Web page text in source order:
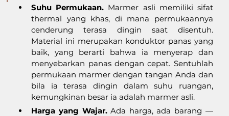
Suhu Permukaan. Marmer asli memiliki sifat
thermal yang khas, di mana permukaannya
cenderung terasa dingin saat disentuh.
Material ini merupakan konduktor panas yang
baik, yang berarti bahwa ia menyerap dan
menyebarkan panas dengan cepat. Sentuhlah
permukaan marmer dengan tangan Anda dan
bila ia terasa dingin dalam suhu ruangan,
kemungkinan besar ia adalah marmer asli.
Harga yang Wajar. Ada harga, ada barang —